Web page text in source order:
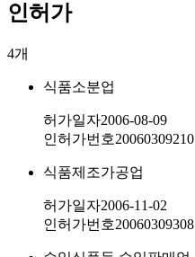
인허가
4개
식품소분업
허가일자2006-08-09
인허가번호20060309210
식품제조가공업
허가일자2006-11-02
인허가번호20060309308